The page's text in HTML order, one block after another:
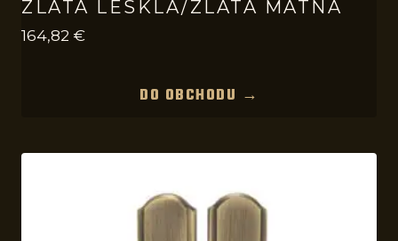
ZLATÁ LESKLÁ/ZLATÁ MATNÁ
164,82 €
DO OBCHODU →